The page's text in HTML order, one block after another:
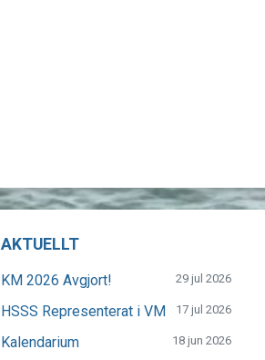
AKTUELLT
KM 2026 Avgjort! 29 jul 2026
HSSS Representerat i VM 17 jul 2026
Kalendarium 18 jun 2026